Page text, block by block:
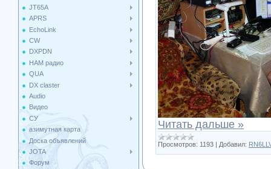
JT65A
APRS
EchoLink
CW
DXPDN
HAM радио
QUA
DX claster
Audio
Видео
СУ
азимутная карта
Доска объявлений
JOTA
Форум
Читать дальше »
Просмотров: 1193 Добавил: